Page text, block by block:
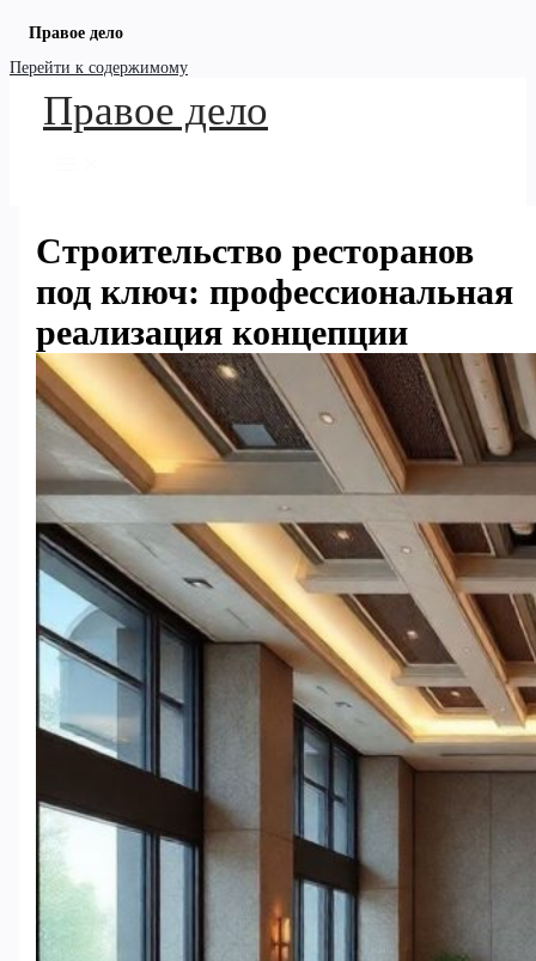
Правое дело
Перейти к содержимому
Правое дело
Строительство ресторанов
под ключ: профессиональная
реализация концепции